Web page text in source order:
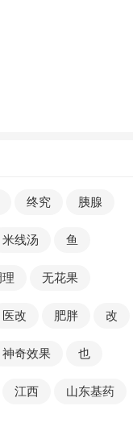
终究 胰腺
米线汤 鱼
无花果
医改 肥胖 改
神奇效果 也
江西 山东基药